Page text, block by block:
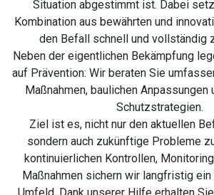
Situation abgestimmt ist. Dabei
Kombination aus bewährten und
den Befall schnell und vollständig
Neben der eigentlichen Bekämpfung
auf Prävention: Wir beraten Sie
Maßnahmen, baulichen
Schutzstrategien.
Ziel ist es, nicht nur den aktuellen
sondern auch zukünftige Probleme
kontinuierlichen Kontrollen,
Maßnahmen sichern wir langfristig